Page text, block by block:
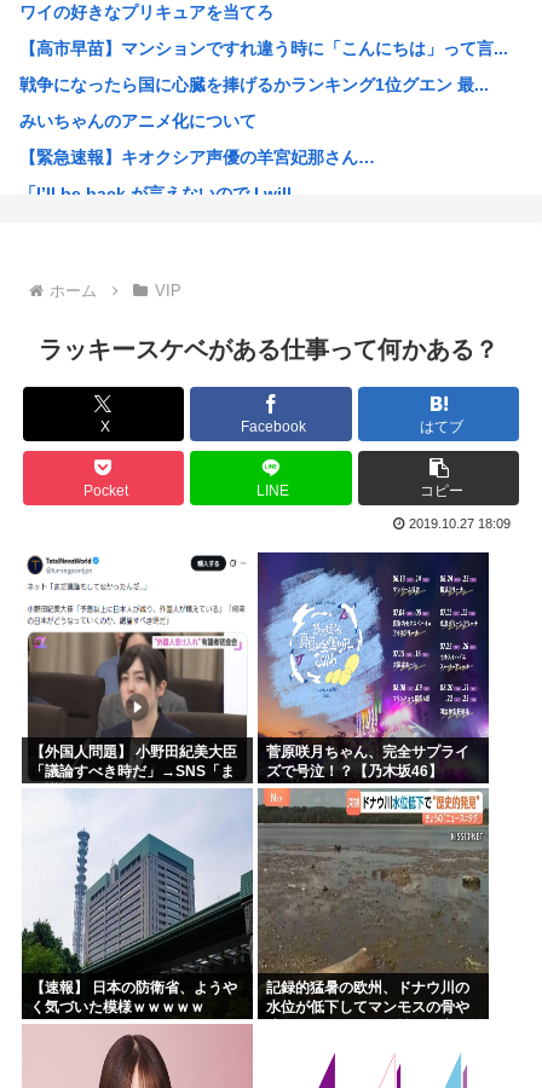
エロ漫画の竿役「あー、一回出すわ」←いやすごすぎるだろw...
【速報】tuki.(17)ちゃん、えちえち色白ボディを公...
「T-800型ドラえもん」にありがちなことwww
【衝撃】浜辺美波さん、『コレ』が苦手なタイプだった！？←...
防衛白書の表紙は、なぜか笑顔の若者がアニメ風に描かれ… ...
ワイの好きなプリキュアを当てろ
【高市早苗】マンションですれ違う時に「こんにちは」って言...
戦争になったら国に心臓を捧げるかランキング1位グエン 最...
みいちゃんのアニメ化について
【緊急速報】キオクシア声優の羊宮妃那さん…
「I’ll be back が言えないので I will...
ドラゴンボール見始めてフリーザ編まで来たけどさ
【高市早苗】ドイツ女性 「靖国行ってみたけど軍服で軍歌...
なんだかんだモビルスーツで一番カッコいいのってこれだよな
韓国人「昨日Jリーグで韓国人選手絶対やってはいけないプレ...
絵師さん、AIを疑われ引退
財務省のエース、高市早苗の消費税減税に反対したことで左遷...
なぜみんなはBLEACH！！！を語らないんだ
【画像】「生徒会にも穴はある！」を全く知らない人にアニメ...
音楽生成AI「Suno」著作権侵害判決 人「人の曲を聴き...
海外「今年、夏の暑さが厳しい日本でこんなものが売れてるら...
海外「神アニメだわ」2026年夏アニメ海外人気ランキング...
ハンターハンター、メインヒロインがいない
ホーム VIP
ラッキースケベがある仕事って何かある？
X Facebook はてブ
Pocket LINE コピー
2019.10.27 18:09
【外国人問題】 小野田紀美大臣
「議論すべき時だ」→SNS「ま
だ議論もしてなかったんだ...」→
す」めちゃくちゃ仕事して...
菅原咲月ちゃん、完全サプライ
ズで号泣！？【乃木坂46】
【速報】 日本の防衛省、ようや
く気づいた模様ｗｗｗｗｗ
記録的猛暑の欧州、ドナウ川の
水位が低下してマンモスの骨や